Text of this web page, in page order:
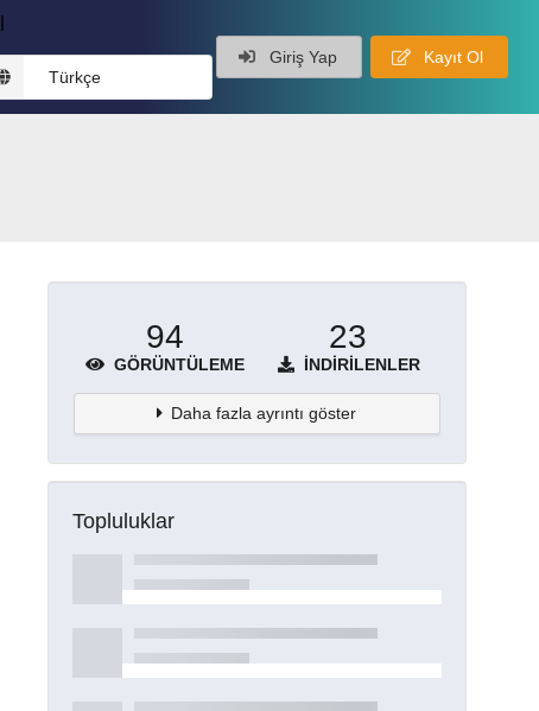
Türkçe
Giriş Yap Kayıt Ol
94
GÖRÜNTÜLEME
23
İNDIRILENLER
Daha fazla ayrıntı göster
Topluluklar